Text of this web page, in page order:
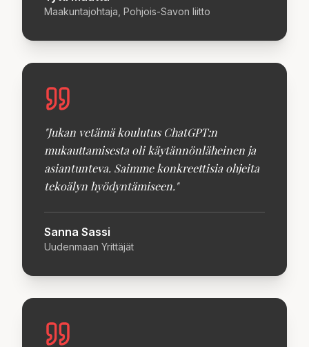
Maakuntajohtaja, Pohjois-Savon liitto
"Jukan vetämä koulutus ChatGPT:n
mukauttamisesta oli käytännönläheinen ja
asiantunteva. Saimme konkreettisia ohjeita
tekoälyn hyödyntämiseen."
Sanna Sassi
Uudenmaan Yrittäjät